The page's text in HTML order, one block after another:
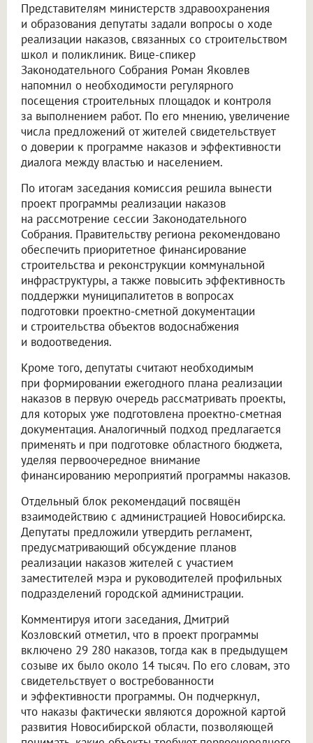
Представителям министерств здравоохранения
и образования депутаты задали вопросы о ходе
реализации наказов, связанных со строительством
школ и поликлиник. Вице-спикер
Законодательного Собрания Роман Яковлев
напомнил о необходимости регулярного
посещения строительных площадок и контроля
за выполнением работ. По его мнению, увеличение
числа предложений от жителей свидетельствует
о доверии к программе наказов и эффективности
диалога между властью и населением.
По итогам заседания комиссия решила вынести
проект программы реализации наказов
на рассмотрение сессии Законодательного
Собрания. Правительству региона рекомендовано
обеспечить приоритетное финансирование
строительства и реконструкции коммунальной
инфраструктуры, а также повысить эффективность
поддержки муниципалитетов в вопросах
подготовки проектно-сметной документации
и строительства объектов водоснабжения
и водоотведения.
Кроме того, депутаты считают необходимым
при формировании ежегодного плана реализации
наказов в первую очередь рассматривать проекты,
для которых уже подготовлена проектно-сметная
документация. Аналогичный подход предлагается
применять и при подготовке областного бюджета,
уделяя первоочередное внимание
финансированию мероприятий программы наказов.
Отдельный блок рекомендаций посвящён
взаимодействию с администрацией Новосибирска.
Депутаты предложили утвердить регламент,
предусматривающий обсуждение планов
реализации наказов жителей с участием
заместителей мэра и руководителей профильных
подразделений городской администрации.
Комментируя итоги заседания, Дмитрий
Козловский отметил, что в проект программы
включено 29 280 наказов, тогда как в предыдущем
созыве их было около 14 тысяч. По его словам, это
свидетельствует о востребованности
и эффективности программы. Он подчеркнул,
что наказы фактически являются дорожной картой
развития Новосибирской области, позволяющей